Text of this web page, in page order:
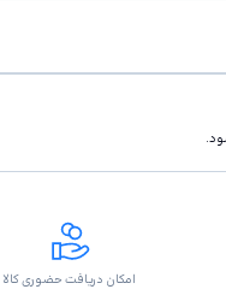
امکان دریافت حضوری کالا